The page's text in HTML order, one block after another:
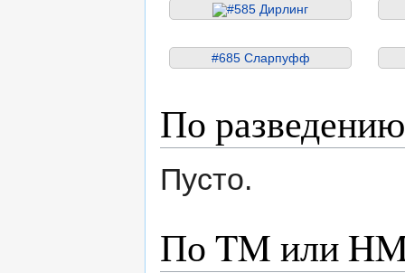
#585 Дирлинг
#685 Сларпуфф
По разведению
Пусто.
По TM или